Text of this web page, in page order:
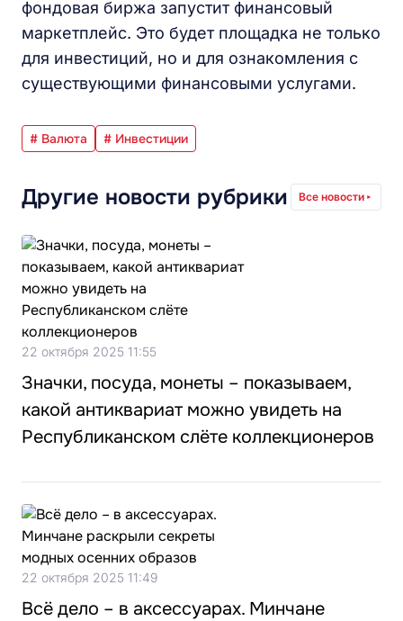
фондовая биржа запустит финансовый
маркетплейс. Это будет площадка не только
для инвестиций, но и для ознакомления с
существующими финансовыми услугами.
# Валюта # Инвестиции
Другие новости рубрики Все новости
22 октября 2025 11:55
Значки, посуда, монеты – показываем,
какой антиквариат можно увидеть на
Республиканском слёте коллекционеров
22 октября 2025 11:49
Всё дело – в аксессуарах. Минчане